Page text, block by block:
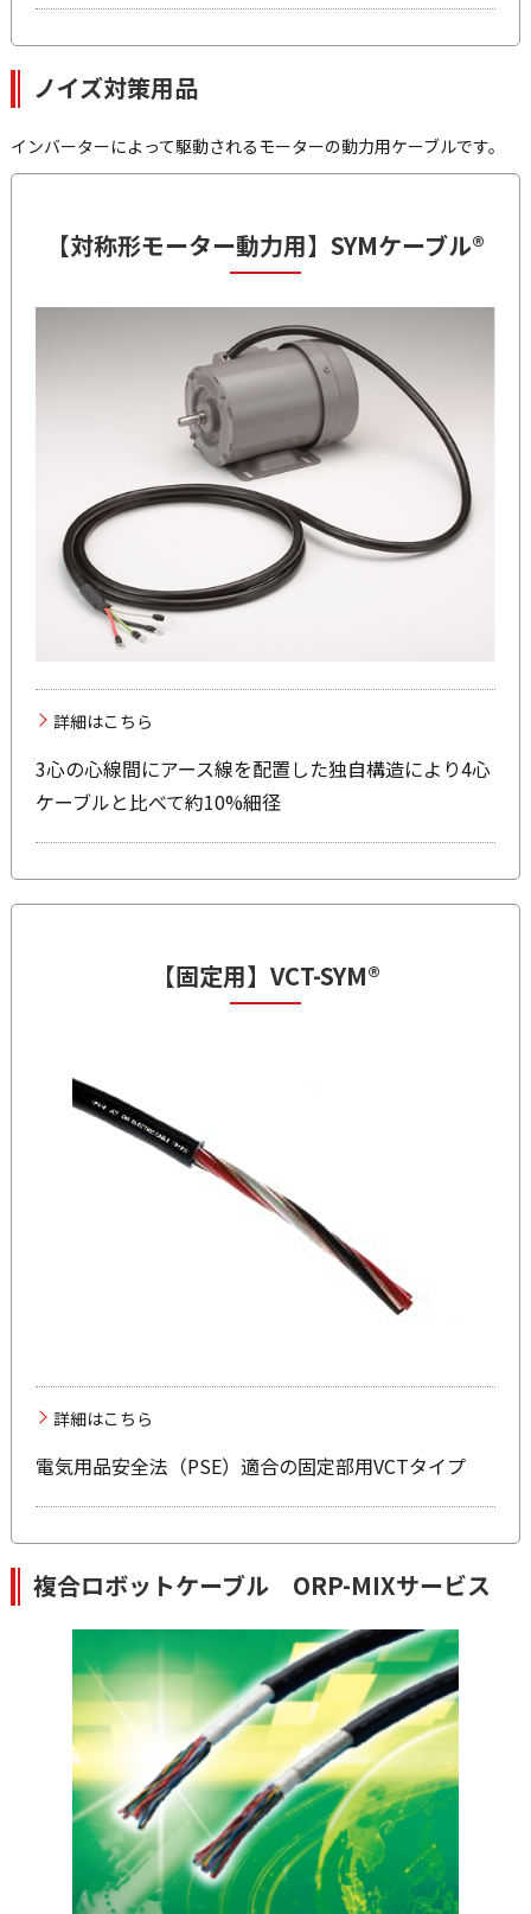
ノイズ対策用品
インバーターによって駆動されるモーターの動力用ケーブルです。
【対称形モーター動力用】 SYMケーブル®
詳細はこちら
3心の心線間にアース線を配置した独自構造により4心
ケーブルと比べて約10%細径
【固定用】 VCT-SYM®
詳細はこちら
電気用品安全法（PSE）適合の固定部用VCTタイプ
複合ロボットケーブル ORP-MIXサービス